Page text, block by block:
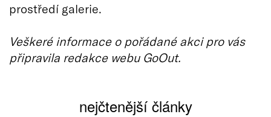
prostředí galerie.
Veškeré informace o pořádané akci pro vás
připravila redakce webu GoOut.
nejčtenější články